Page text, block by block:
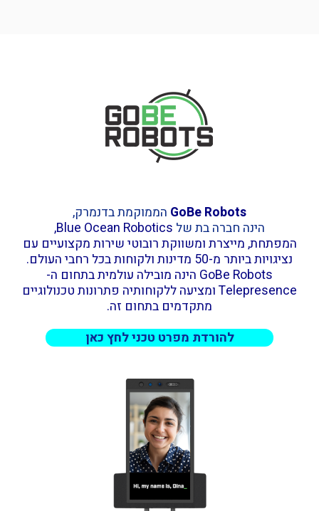
GoBe Robots הממוקמת בדנמרק,
הינה חברה בת של Blue Ocean Robotics
,
המפתחת, מייצרת ומשווקת רובוטי שירות מקצועיים עם
נציגויות ביותר מ-50 מדינות ולקוחות בכל רחבי העולם.
GoBe Robots הינה מובילה עולמית בתחום ה-
Telepresence ומציעה ללקוחותיה פתרונות טכנולוגיים
מתקדמים בתחום זה.
להורדת מפרט טכני לחץ כאן